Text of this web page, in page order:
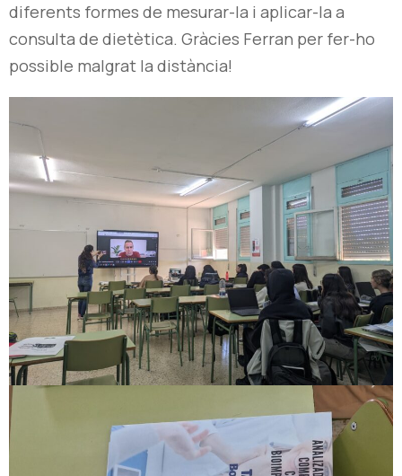
diferents formes de mesurar-la i aplicar-la a
consulta de dietètica. Gràcies Ferran per fer-ho
possible malgrat la distància!